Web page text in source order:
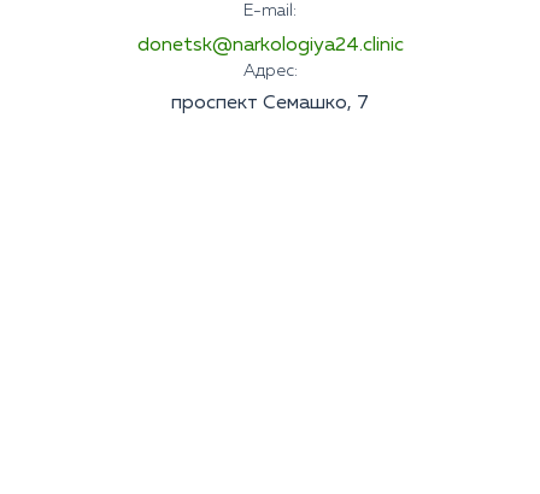
E-mail:
donetsk@narkologiya24.clinic
Адрес:
проспект Семашко, 7